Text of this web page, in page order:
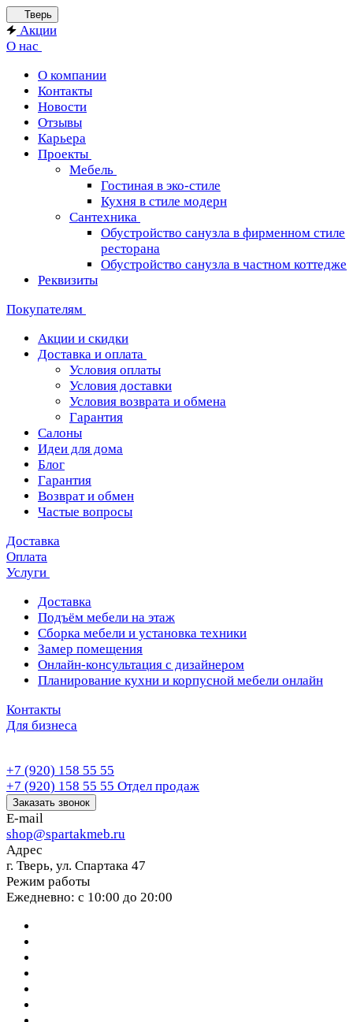
Тверь
Акции
О нас
О компании
Контакты
Новости
Отзывы
Карьера
Проекты
Мебель
Гостиная в эко-стиле
Кухня в стиле модерн
Сантехника
Обустройство санузла в фирменном стиле
ресторана
Обустройство санузла в частном коттедже
Реквизиты
Покупателям
Акции и скидки
Доставка и оплата
Условия оплаты
Условия доставки
Условия возврата и обмена
Гарантия
Салоны
Идеи для дома
Блог
Гарантия
Возврат и обмен
Частые вопросы
Доставка
Оплата
Услуги
Доставка
Подъём мебели на этаж
Сборка мебели и установка техники
Замер помещения
Онлайн-консультация с дизайнером
Планирование кухни и корпусной мебели онлайн
Контакты
Для бизнеса
+7 (920) 158 55 55
+7 (920) 158 55 55 Отдел продаж
Заказать звонок
E-mail
shop@spartakmeb.ru
Адрес
г. Тверь, ул. Спартака 47
Режим работы
Ежедневно: с 10:00 до 20:00